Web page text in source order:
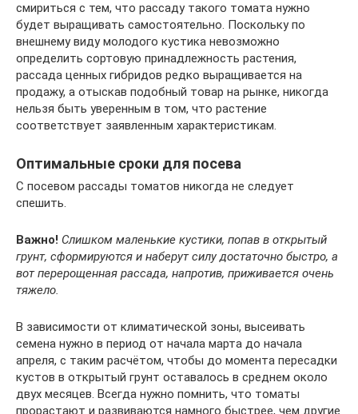
смириться с тем, что рассаду такого томата нужно
будет выращивать самостоятельно. Поскольку по
внешнему виду молодого кустика невозможно
определить сортовую принадлежность растения,
рассада ценных гибридов редко выращивается на
продажу, а отыскав подобный товар на рынке, никогда
нельзя быть уверенным в том, что растение
соответствует заявленным характеристикам.
Оптимальные сроки для посева
С посевом рассады томатов никогда не следует
спешить.
Важно! Слишком маленькие кустики, попав в открытый
грунт, сформируются и наберут силу достаточно быстро, а
вот перерощенная рассада, напротив, приживается очень
тяжело.
В зависимости от климатической зоны, высеивать
семена нужно в период от начала марта до начала
апреля, с таким расчётом, чтобы до момента пересадки
кустов в открытый грунт оставалось в среднем около
двух месяцев. Всегда нужно помнить, что томаты
прорастают и развиваются намного быстрее, чем другие